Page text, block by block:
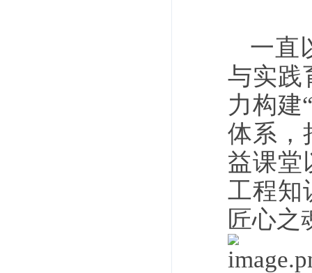
一直
与实践
力构建
体系，
益课堂
工程知
匠心之